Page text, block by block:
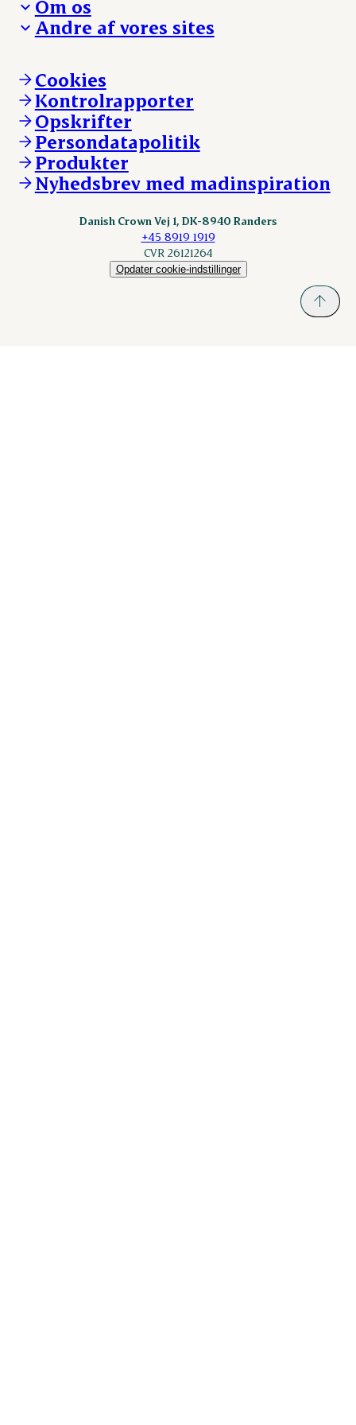
Reklamationer
Whistleblower
Øvrige henvendelser
Hverdagen
Ansvarlighed og nøgletal
Arbejd med os
Ledige stillinger
Om os
Hvem er vi
Vores resultater
Vores lokationer
Kontakt
Andre af vores sites
Andelsejere - kreatur
Danishcrownprofessional.com
DAT-Schaub.com
ESS-FOOD.com
Fonden Dansk Gastronomi
KLS.se
nordicspoor.com
Scanhide.dk
Cookies
Kontrolrapporter
Opskrifter
Persondatapolitik
Produkter
Nyhedsbrev med madinspiration
Danish Crown Vej 1, DK-8940 Randers
+45 8919 1919
CVR 26121264
Opdater cookie-indstillinger